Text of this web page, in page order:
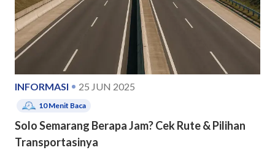
INFORMASI 25 JUN 2025
10Menit Baca
Solo Semarang Berapa Jam? Cek Rute & Pilihan
Transportasinya